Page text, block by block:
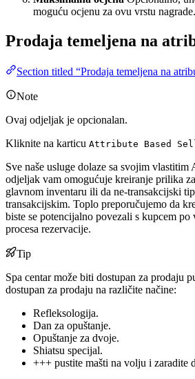
moguću ocjenu za ovu vrstu nagrade.
Prodaja temeljena na
Section titled “Prodaja temeljena na
Note
Ovaj odjeljak je opcionalan.
Kliknite na karticu Attribute Based
Sve naše usluge dolaze sa svojim
odjeljak vam omogućuje kreiranje prilika
glavnom inventaru ili da ne-transakcijski
transakcijskim. Toplo preporučujemo da
biste se potencijalno povezali s kupcem
procesa rezervacije.
Tip
Spa centar može biti dostupan za prodaju
dostupan za prodaju na različite načine:
Refleksologija.
Dan za opuštanje.
Opuštanje za dvoje.
Shiatsu specijal.
+++ pustite mašti na volju i zaradite